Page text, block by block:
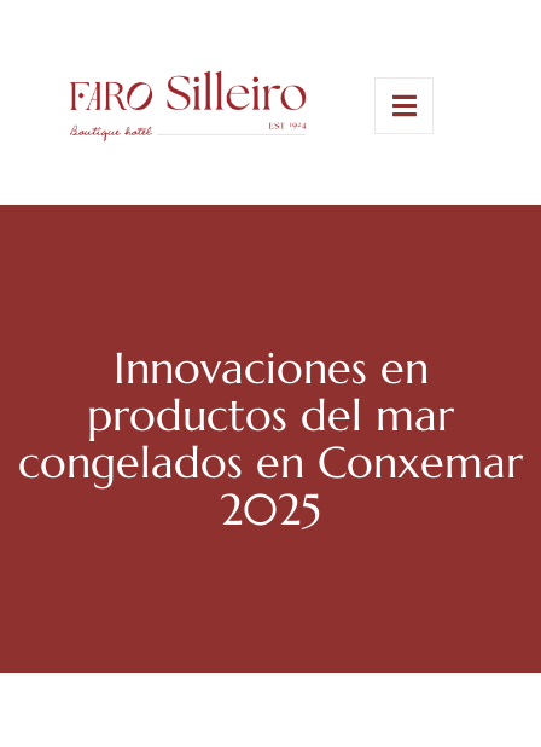
Innovaciones en
productos del mar
congelados en Conxemar
2025